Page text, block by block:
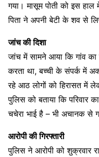
गया। मासूम पोती को इस हाल
पिता ने अपनी बेटी के शव से
जांच की दिशा
जांच में सामने आया कि गांव
करता था, बच्ची के संपर्क में
रहे आठ लोगों को हिरासत में
पुलिस को बताया कि परिवार
चचेरा भाई है – भी अचानक से
आरोपी की गिरफ्तारी
पुलिस ने आरोपी को शुक्रवार